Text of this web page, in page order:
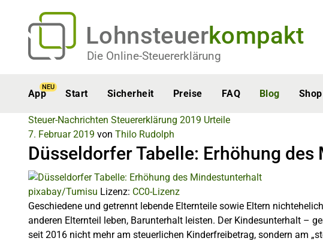
Lohnsteuerkompakt
Die Online-Steuererklärung
App
NEU
Start Sicherheit Preise FAQ Blog Shop
Steuer-Nachrichten Steuererklärung 2019 Urteile
7. Februar 2019 von Thilo Rudolph
Düsseldorfer Tabelle: Erhöhung
pixabay/Tumisu Lizenz: CC0-Lizenz
Geschiedene und getrennt lebende Elternteile sowie Eltern
anderen Elternteil leben, Barunterhalt leisten. Der Kindesunterhalt –
seit 2016 nicht mehr am steuerlichen Kinderfreibetrag, sondern am